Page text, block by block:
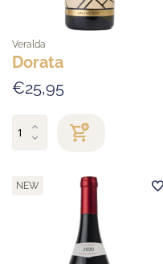
Veralda
Dorata
€25,95
NEW